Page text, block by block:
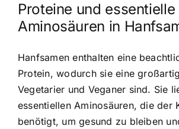
Proteine und essentielle
Aminosäuren in
Hanfsamen enthalten eine
Protein, wodurch sie eine
Vegetarier und Veganer sind. Sie
essentiellen Aminosäuren, die der
benötigt, um gesund zu bleiben